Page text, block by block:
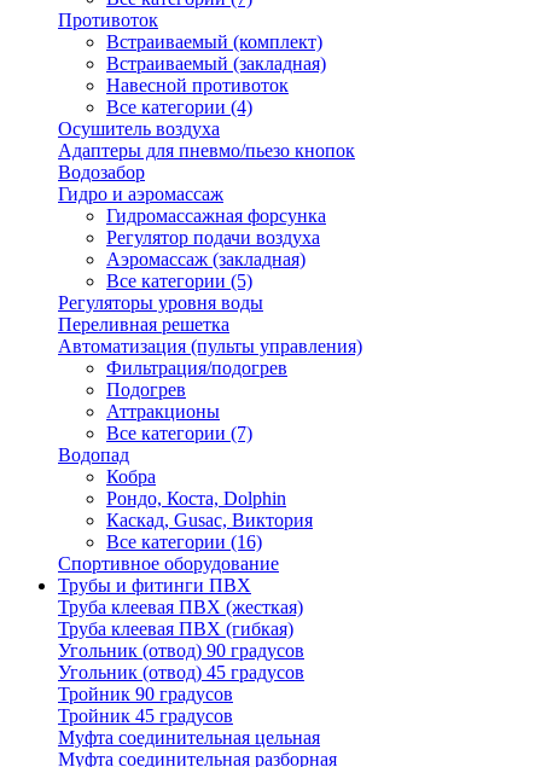
Противоток
Встраиваемый (комплект)
Встраиваемый (закладная)
Навесной противоток
Все категории (4)
Осушитель воздуха
Адаптеры для пневмо/пьезо кнопок
Водозабор
Гидро и аэромассаж
Гидромассажная форсунка
Регулятор подачи воздуха
Аэромассаж (закладная)
Все категории (5)
Регуляторы уровня воды
Переливная решетка
Автоматизация (пульты управления)
Фильтрация/подогрев
Подогрев
Аттракционы
Все категории (7)
Водопад
Кобра
Рондо, Коста, Dolphin
Каскад, Gusac, Виктория
Все категории (16)
Спортивное оборудование
Трубы и фитинги ПВХ
Труба клеевая ПВХ (жесткая)
Труба клеевая ПВХ (гибкая)
Угольник (отвод) 90 градусов
Угольник (отвод) 45 градусов
Тройник 90 градусов
Тройник 45 градусов
Муфта соединительная цельная
Муфта соединительная разборная